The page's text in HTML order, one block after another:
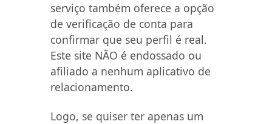
serviço também oferece a opção
de verificação de conta para
confirmar que seu perfil é real.
Este site NÃO é endossado ou
afiliado a nenhum aplicativo de
relacionamento.
Logo, se quiser ter apenas um